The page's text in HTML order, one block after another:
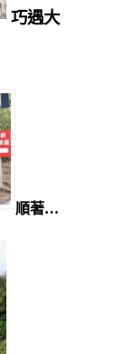
巧遇大
順著…